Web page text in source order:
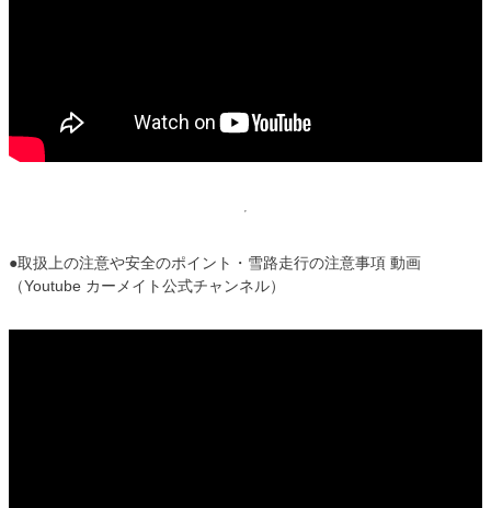
●取扱上の注意や安全のポイント・雪路走行の注意事項 動画
（Youtube カーメイト公式チャンネル）